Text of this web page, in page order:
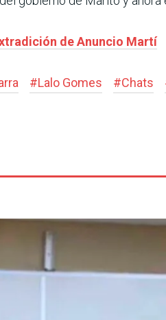
de Anuncio Martí
#Lalo Gomes #Chats